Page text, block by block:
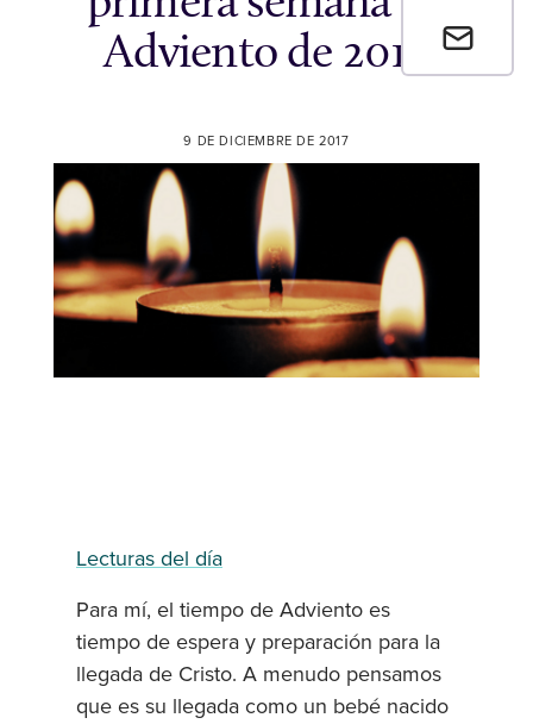
Envia un
Adviento de 2017
9 DE DICIEMBRE DE 2017
Lecturas del día
Para mí, el tiempo de Adviento es
tiempo de espera y preparación para la
llegada de Cristo. A menudo pensamos
que es su llegada como un bebé nacido